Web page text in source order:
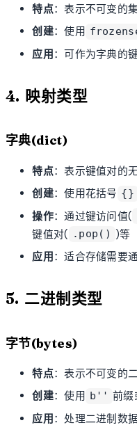
特点：表示不可变的
创建：使用
应用：可作为字典的
4. 映射类型
字典(dict)
特点：表示键值对的
创建：使用花括号 {}
操作：通过键访问值(
键值对( .pop() )等
应用：适合存储需要
5. 二进制类型
字节(bytes)
特点：表示不可变的
创建：使用 b'' 前缀
应用：处理二进制数